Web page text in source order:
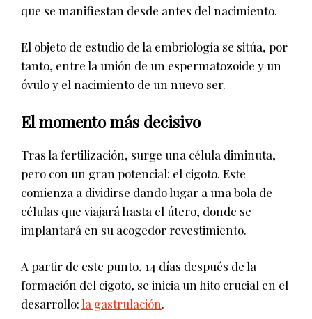
que se manifiestan desde antes del nacimiento.
El objeto de estudio de la embriología se sitúa, por
tanto, entre la unión de un espermatozoide y un
óvulo y el nacimiento de un nuevo ser.
El momento más decisivo
Tras la fertilización, surge una célula diminuta,
pero con un gran potencial: el cigoto. Este
comienza a dividirse dando lugar a una bola de
células que viajará hasta el útero, donde se
implantará en su acogedor revestimiento.
A partir de este punto, 14 días después de la
formación del cigoto, se inicia un hito crucial en el
desarrollo:la gastrulación.